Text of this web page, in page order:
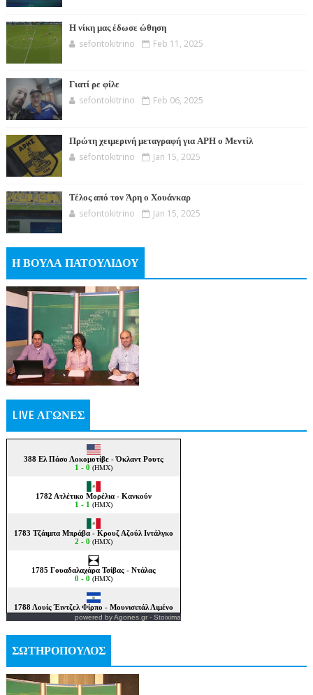
Η νίκη μας έδωσε ώθηση
sefontokitrino Feb 11, 2025
Γιατί ρε φίλε
sefontokitrino Feb 06, 2025
Πρώτη χειμερινή μεταγραφή για ΑΡΗ ο Μεντίλ
sefontokitrino Jan 15, 2025
Τέλος από τον Άρη ο Χουάνκαρ
sefontokitrino Jan 15, 2025
Η ΒΟΥΛΑ ΠΑΤΟΥΛΙΔΟΥ
LIVE ΑΓΩΝΕΣ
powered byAgones.gr- Stoixima
ΣΩΤΗΡΟΠΟΥΛΟΣ